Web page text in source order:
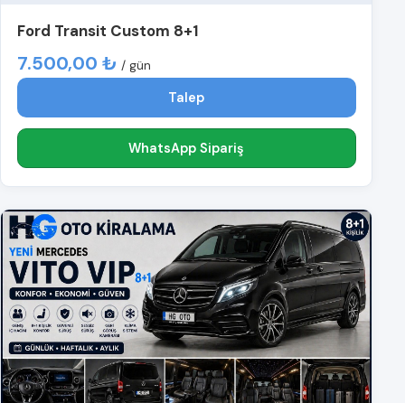
Ford Transit Custom 8+1
7.500,00 ₺ / gün
Talep
WhatsApp Sipariş